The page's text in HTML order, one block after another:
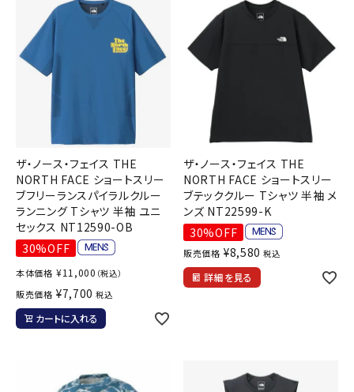
ザ・ノース・フェイス THE
NORTH FACE ショートスリー
ブフリーランスパイラルクルー
ランニング Tシャツ 半袖 ユニ
セックス NT12590-OB
30%OFF
本体価格 ¥11,000 （税込）
販売価格 ¥7,700 税込
カートに入れる
ザ・ノース・フェイス THE
NORTH FACE ショートスリー
ブテッククルー Tシャツ 半袖 メ
ンズ NT22599-K
30%OFF
販売価格 ¥8,580 税込
詳細を見る